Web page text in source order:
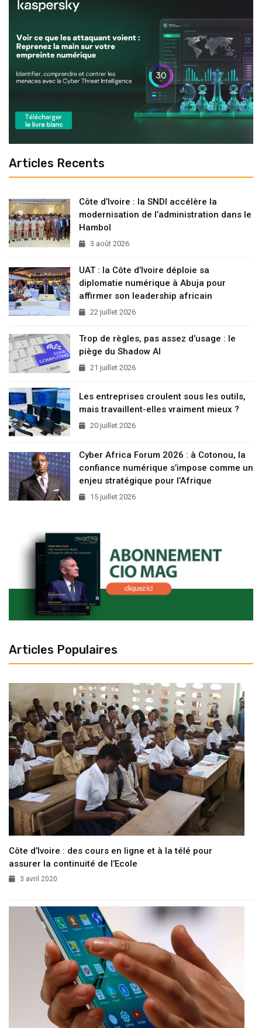
Articles Recents
Côte d’Ivoire : la SNDI accélère la
modernisation de l’administration dans le
Hambol
3 août 2026
UAT : la Côte d’Ivoire déploie sa
diplomatie numérique à Abuja pour
affirmer son leadership africain
22 juillet 2026
Trop de règles, pas assez d’usage : le
piège du Shadow AI
21 juillet 2026
Les entreprises croulent sous les outils,
mais travaillent-elles vraiment mieux ?
20 juillet 2026
Cyber Africa Forum 2026 : à Cotonou, la
confiance numérique s’impose comme un
enjeu stratégique pour l’Afrique
15 juillet 2026
Articles Populaires
Côte d’Ivoire : des cours en ligne et à la télé pour
assurer la continuité de l’Ecole
3 avril 2020